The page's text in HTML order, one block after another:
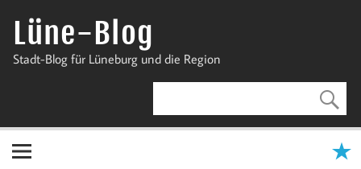
InhaltLüne-Blog
Stadt-Blog für Lüneburg und die Region